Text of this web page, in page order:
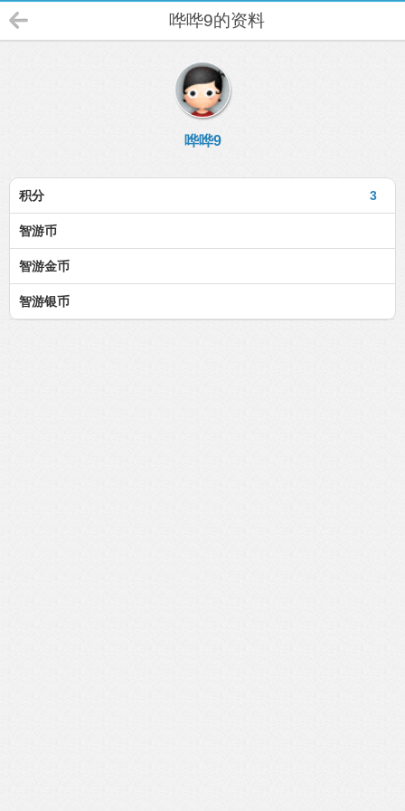
哗哗9的资料
哗哗9
3
积分
智游币
智游金币
智游银币